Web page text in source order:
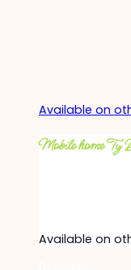
Available on
Mobile home Ty
Available on